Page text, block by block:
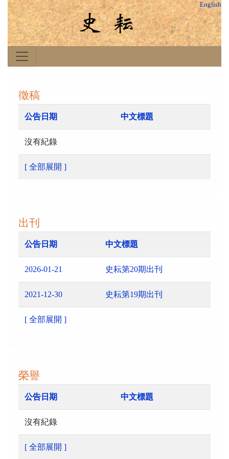
English
徵稿
公告日期 中文標題
沒有紀錄
[ 全部展開 ]
出刊
公告日期 中文標題
2026-01-21 史耘第20期出刊
2021-12-30 史耘第19期出刊
[ 全部展開 ]
榮譽
公告日期 中文標題
沒有紀錄
[ 全部展開 ]